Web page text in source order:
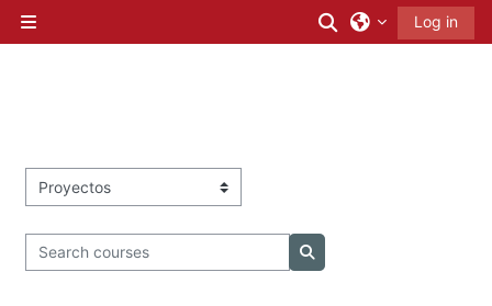
Side panel
Toggle search
Log in
Course categories
Search courses
Search courses